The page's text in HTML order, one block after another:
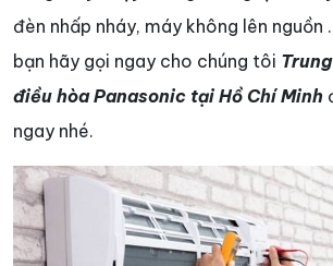
đèn nhấp nháy, máy không lên nguồn
bạn hãy gọi ngay cho chúng tôi
điều hòa Panasonic tại Hồ Chí Minh
ngay nhé.